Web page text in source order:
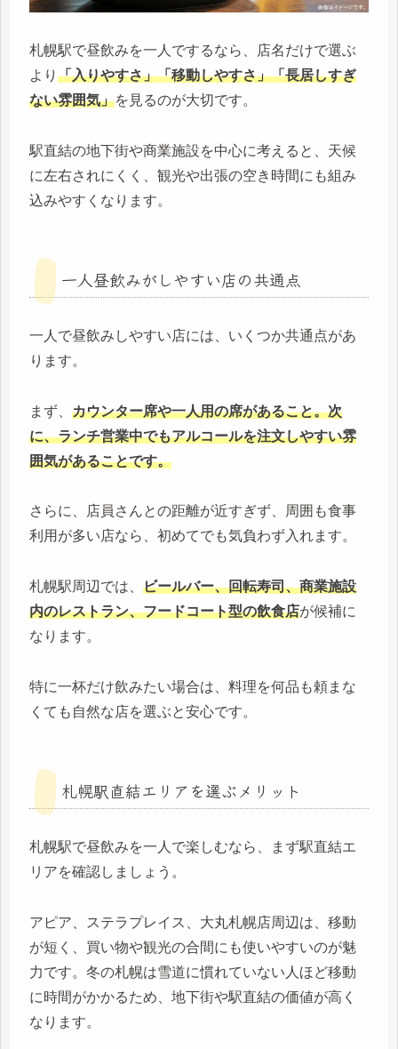
札幌駅で昼飲みを一人でするなら、店名だけで選ぶ
より 「入りやすさ」「移動しやすさ」「長居しすぎ
ない雰囲気」を見るのが大切です。
駅直結の地下街や商業施設を中心に考えると、天候
に左右されにくく、観光や出張の空き時間にも組み
込みやすくなります。
一人昼飲みがしやすい店の共通点
一人で昼飲みしやすい店には、いくつか共通点があ
ります。
まず、 カウンター席や一人用の席があること。次
に、ランチ営業中でもアルコールを注文しやすい雰
囲気があることです。
さらに、店員さんとの距離が近すぎず、周囲も食事
利用が多い店なら、初めてでも気負わず入れます。
札幌駅周辺では、 ビールバー、回転寿司、商業施設
内のレストラン、フードコート型の飲食店が候補に
なります。
特に一杯だけ飲みたい場合は、料理を何品も頼まな
くても自然な店を選ぶと安心です。
札幌駅直結エリアを選ぶメリット
札幌駅で昼飲みを一人で楽しむなら、まず駅直結エ
リアを確認しましょう。
アピア、ステラプレイス、大丸札幌店周辺は、移動
が短く、買い物や観光の合間にも使いやすいのが魅
力です。冬の札幌は雪道に慣れていない人ほど移動
に時間がかかるため、地下街や駅直結の価値が高く
なります。